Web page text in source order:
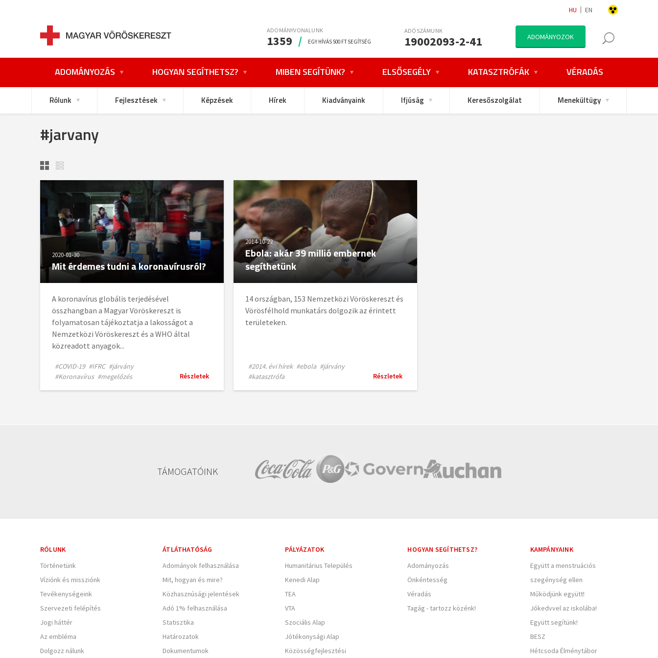
HU EN
ADOMÁNYVONALUNK
1359 / EGY HÍVÁS 500 FT SEGÍTSÉG
ADÓSZÁMUNK
19002093-2-41 ADOMÁNYOZOK
ADOMÁNYOZÁS HOGYAN SEGÍTHETSZ? MIBEN SEGÍTÜNK? ELSŐSEGÉLY KATASZTRÓFÁK VÉRADÁS
Rólunk Fejlesztések Képzések Hírek Kiadványaink Ifjúság Keresőszolgálat Menekültügy
#jarvany
2020-01-30
Mit érdemes tudni a koronavírusról?
A koronavírus globális terjedésével
összhangban a Magyar Vöröskereszt is
folyamatosan tájékoztatja a lakosságot a
Nemzetközi Vöröskereszt és a WHO által
közreadott anyagok...
#COVID-19 #IFRC #járvány
#Koronavírus #megelőzés Részletek
2014-10-22
Ebola: akár 39 millió embernek
segíthetünk
14 országban, 153 Nemzetközi Vöröskereszt és
Vörösfélhold munkatárs dolgozik az érintett
területeken.
#2014. évi hírek #ebola #járvány
#katasztrófa
Részletek
TÁMOGATÓINK
RÓLUNK
Történetünk
Víziónk és missziónk
Tevékenységeink
Szervezeti felépítés
Jogi háttér
Az embléma
Dolgozz nálunk
ÁTLÁTHATÓSÁG
Adományok felhasználása
Mit, hogyan és mire?
Közhasznúsági jelentések
Adó 1% felhasználása
Statisztika
Határozatok
Dokumentumok
PÁLYÁZATOK
Humanitárius Település
Kenedi Alap
TEA
VTA
Szociális Alap
Jótékonysági Alap
Közösségfejlesztési
HOGYAN SEGÍTHETSZ?
Adományozás
Önkéntesség
Véradás
Tagág - tartozz közénk!
KAMPÁNYAINK
Együtt a menstruációs
szegénység ellen
Működjünk együtt!
Jókedvvel az iskolába!
Együtt segítünk!
BESZ
Hétcsoda Élménytábor